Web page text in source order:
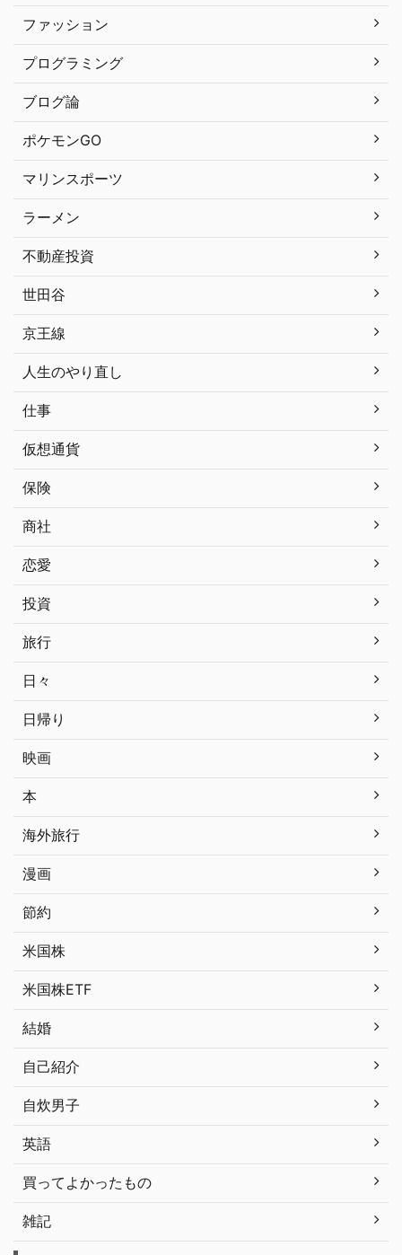
ファッション
プログラミング
ブログ論
ポケモンGO
マリンスポーツ
ラーメン
不動産投資
世田谷
京王線
人生のやり直し
仕事
仮想通貨
保険
商社
恋愛
投資
旅行
日々
日帰り
映画
本
海外旅行
漫画
節約
米国株
米国株ETF
結婚
自己紹介
自炊男子
英語
買ってよかったもの
雑記